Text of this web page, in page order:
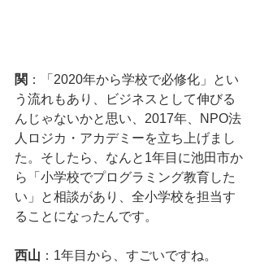
関 ：「2020年から学校で必修化」とい
う流れもあり、ビジネスとして伸びる
んじゃないかと思い、2017年、NPO法
人ロジカ・アカデミーを立ち上げまし
た。そしたら、なんと1年目に池田市か
ら「小学校でプログラミング教育した
い」と相談があり、全小学校を担当す
ることになったんです。
西山 ：1年目から、すごいですね。